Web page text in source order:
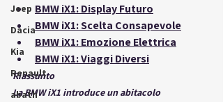
Jeep
Dacia
Kia
Renault
abath
BMW iX1: Display Futuro
BMW iX1: Scelta Consapevole
BMW iX1: Emozione Elettrica
BMW iX1: Viaggi Diversi
Riassunto
La BMW iX1 introduce un abitacolo